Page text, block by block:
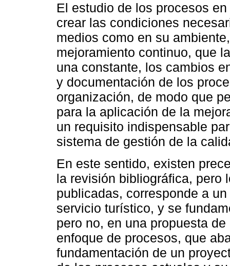
El estudio de los procesos
crear las condiciones
medios como en su
mejoramiento continuo, que
una constante, los cambios
y documentación de los
organización, de modo que
para la aplicación de la
un requisito indispensable
sistema de gestión de la
En este sentido, existen
la revisión bibliográfica, pero
publicadas, corresponde a
servicio turístico, y se
pero no, en una propuesta
enfoque de procesos, que
fundamentación de un